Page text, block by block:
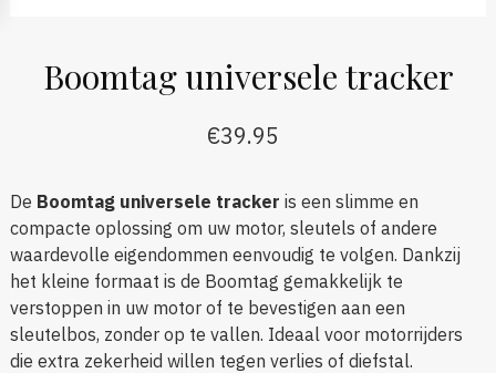
Boomtag universele tracker
€39.95
De Boomtag universele tracker is een slimme en
compacte oplossing om uw motor, sleutels of andere
waardevolle eigendommen eenvoudig te volgen. Dankzij
het kleine formaat is de Boomtag gemakkelijk te
verstoppen in uw motor of te bevestigen aan een
sleutelbos, zonder op te vallen. Ideaal voor motorrijders
die extra zekerheid willen tegen verlies of diefstal.